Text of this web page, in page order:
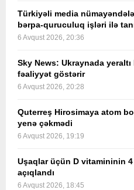
Türkiyəli media
bərpa-quruculuq işləri ilə
6 Avqust 2026, 20:36
Sky News: Ukraynada
fəaliyyət göstərir
6 Avqust 2026, 20:28
Quterreş Hirosimaya atom
yenə çəkmədi
6 Avqust 2026, 19:19
Uşaqlar üçün D vitamininin
açıqlandı
6 Avqust 2026, 18:45